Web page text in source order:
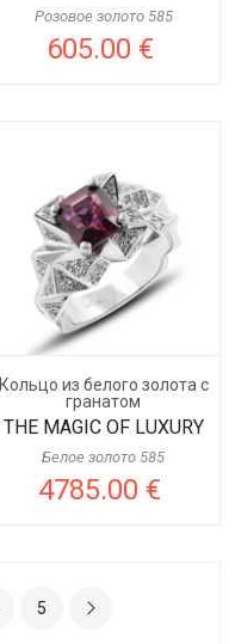
Розовое золото 585
605.00 €
Кольцо из белого золота с
гранатом
THE MAGIC OF LUXURY
Белое золото 585
4785.00 €
5